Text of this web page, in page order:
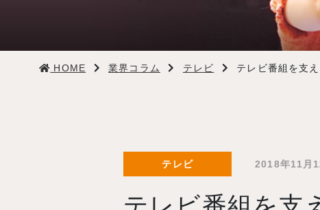
HOME 業界コラム テレビ テレビ番組を支
テレビ 2018年11月